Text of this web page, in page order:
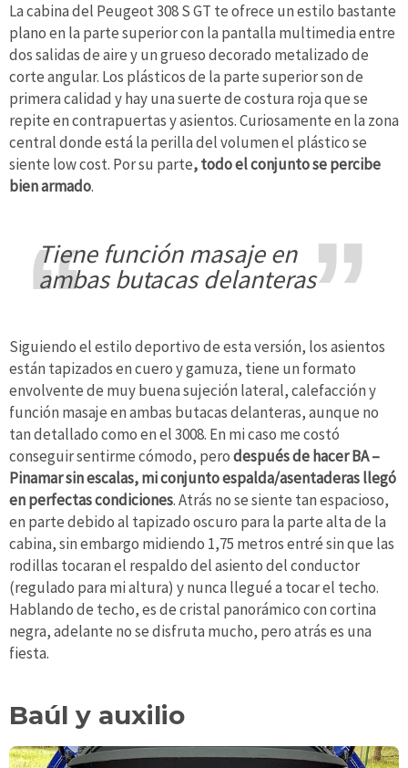
La cabina del Peugeot 308 S GT te ofrece un estilo bastante
plano en la parte superior con la pantalla multimedia entre
dos salidas de aire y un grueso decorado metalizado de
corte angular. Los plásticos de la parte superior son de
primera calidad y hay una suerte de costura roja que se
repite en contrapuertas y asientos. Curiosamente en la zona
central donde está la perilla del volumen el plástico se
siente low cost. Por su parte, todo el conjunto se percibe
bien armado.
tiene función masaje en
ambas butacas delanteras
Siguiendo el estilo deportivo de esta versión, los asientos
están tapizados en cuero y gamuza, tiene un formato
envolvente de muy buena sujeción lateral, calefacción y
función masaje en ambas butacas delanteras, aunque no
tan detallado como en el 3008. En mi caso me costó
conseguir sentirme cómodo, perodespués de hacer BA –
Pinamar sin escalas, mi conjunto espalda/asentaderas llegó
en perfectas condiciones. Atrás no se siente tan espacioso,
en parte debido al tapizado oscuro para la parte alta de la
cabina, sin embargo midiendo 1,75 metros entré sin que las
rodillas tocaran el respaldo del asiento del conductor
(regulado para mi altura) y nunca llegué a tocar el techo.
Hablando de techo, es de cristal panorámico con cortina
negra, adelante no se disfruta mucho, pero atrás es una
fiesta.
Baúl y auxilio